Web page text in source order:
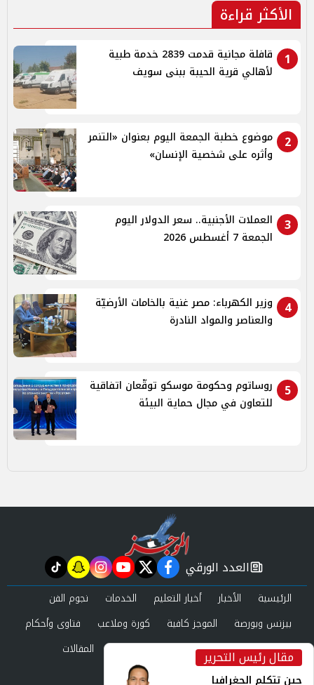
الأكثر قراءة
1
قافلة مجانية قدمت 2839 خدمة طبية
لأهالي قرية الحيبة ببنى سويف
2
موضوع خطبة الجمعة اليوم بعنوان «التنمر
وأثره على شخصية الإنسان»
3
العملات الأجنبية.. سعر الدولار اليوم
الجمعة 7 أغسطس 2026
4
وزير الكهرباء: مصر غنية بالخامات الأرضيّة
والعناصر والمواد النادرة
5
روساتوم وحكومة موسكو توقّعان اتفاقية
للتعاون في مجال حماية البيئة
مقال رئيس التحرير
حين تتكلم الجغرافيا
newspaper
العدد الورقي facebook
twitter
youtube
instagram
snapchat
tiktok
الرئيسية الأخبار أخبار التعليم الخدمات
نجوم الفن
بيزنس وبورصة
الموجز كافية كورة وملاعب
فتاوى وأحكام
صحة وجمال
عرب وعالم حوادث ومحاكم
المقالات
العدد الورقي